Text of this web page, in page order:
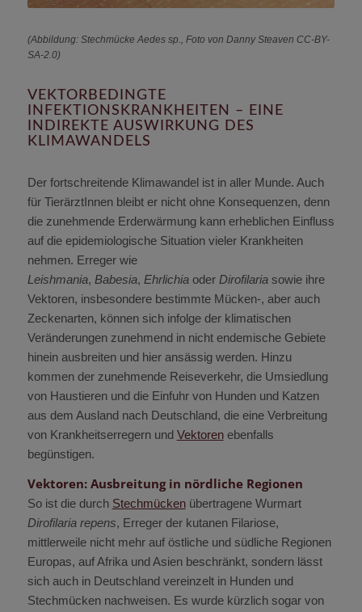
(Abbildung: Stechmücke Aedes sp., Foto von Danny Steaven CC-BY-
SA-2.0)
VEKTORBEDINGTE
INFEKTIONSKRANKHEITEN – EINE
INDIREKTE AUSWIRKUNG DES
KLIMAWANDELS
Der fortschreitende Klimawandel ist in aller Munde. Auch
für TierärztInnen bleibt er nicht ohne Konsequenzen, denn
die zunehmende Erderwärmung kann erheblichen Einfluss
auf die epidemiologische Situation vieler Krankheiten
nehmen. Erreger wie
Leishmania, Babesia, Ehrlichia oder Dirofilaria sowie ihre
Vektoren, insbesondere bestimmte Mücken-, aber auch
Zeckenarten, können sich infolge der klimatischen
Veränderungen zunehmend in nicht endemische Gebiete
hinein ausbreiten und hier ansässig werden. Hinzu
kommen der zunehmende Reiseverkehr, die Umsiedlung
von Haustieren und die Einfuhr von Hunden und Katzen
aus dem Ausland nach Deutschland, die eine Verbreitung
von Krankheitserregern und Vektorenebenfalls
begünstigen.
Vektoren: Ausbreitung in nördliche Regionen
So ist die durch Stechmückenübertragene Wurmart
Dirofilaria repens, Erreger der kutanen Filariose,
mittlerweile nicht mehr auf östliche und südliche Regionen
Europas, auf Afrika und Asien beschränkt, sondern lässt
sich auch in Deutschland vereinzelt in Hunden und
Stechmücken nachweisen. Es wurde kürzlich sogar von